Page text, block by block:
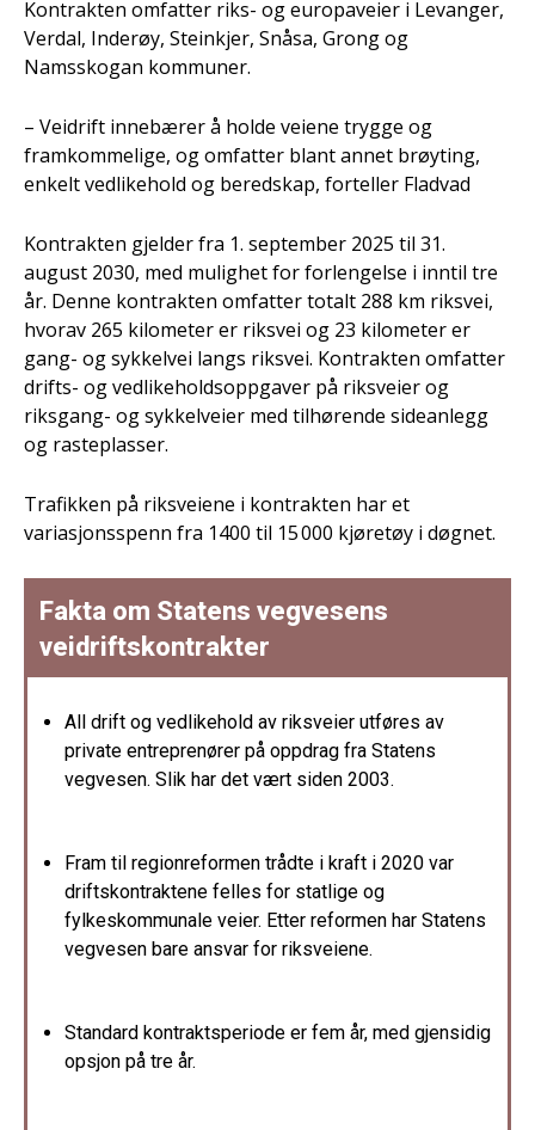
Kontrakten omfatter riks- og europaveier i Levanger,
Verdal, Inderøy, Steinkjer, Snåsa, Grong og
Namsskogan kommuner.
– Veidrift innebærer å holde veiene trygge og
framkommelige, og omfatter blant annet brøyting,
enkelt vedlikehold og beredskap, forteller Fladvad
Kontrakten gjelder fra 1. september 2025 til 31.
august 2030, med mulighet for forlengelse i inntil tre
år. Denne kontrakten omfatter totalt 288 km riksvei,
hvorav 265 kilometer er riksvei og 23 kilometer er
gang- og sykkelvei langs riksvei. Kontrakten omfatter
drifts- og vedlikeholdsoppgaver på riksveier og
riksgang- og sykkelveier med tilhørende sideanlegg
og rasteplasser.
Trafikken på riksveiene i kontrakten har et
variasjonsspenn fra 1400 til 15 000 kjøretøy i døgnet.
Fakta om Statens vegvesens
veidriftskontrakter
All drift og vedlikehold av riksveier utføres av
private entreprenører på oppdrag fra Statens
vegvesen. Slik har det vært siden 2003.
Fram til regionreformen trådte i kraft i 2020 var
driftskontraktene felles for statlige og
fylkeskommunale veier. Etter reformen har Statens
vegvesen bare ansvar for riksveiene.
Standard kontraktsperiode er fem år, med gjensidig
opsjon på tre år.